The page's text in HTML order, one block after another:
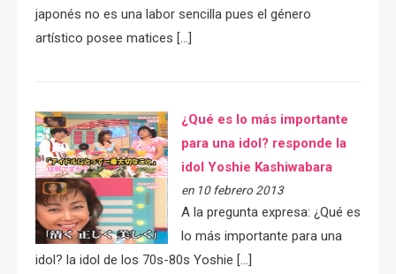
japonés no es una labor sencilla pues el género
artístico posee matices […]
¿Qué es lo más importante
para una idol? responde la
idol Yoshie Kashiwabara
en 10 febrero 2013
A la pregunta expresa: ¿Qué es
lo más importante para una
idol? la idol de los 70s-80s Yoshie […]